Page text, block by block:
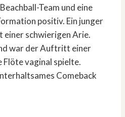
Team und eine
positiv. Ein junger
einer schwierigen Arie.
war der Auftritt einer
Flöte vaginal spielte.
Comeback